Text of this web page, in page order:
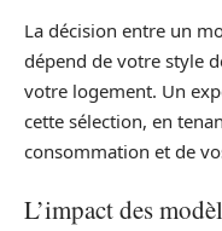
La décision entre un
dépend de votre style
votre logement. Un
cette sélection, en
consommation et de
L’impact des